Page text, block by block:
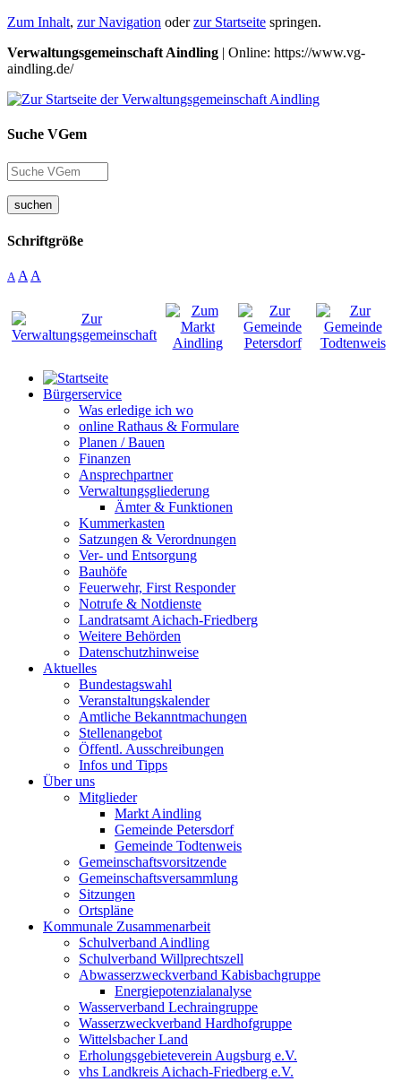
Zum Inhalt, zur Navigation oderzur Startseite springen.
Verwaltungsgemeinschaft Aindling | Online: https://www.vg-
aindling.de/
Suche VGem
suchen
Schriftgröße
A A A
Bürgerservice
Was erledige ich wo
online Rathaus & Formulare
Planen / Bauen
Finanzen
Ansprechpartner
Verwaltungsgliederung
Ämter & Funktionen
Kummerkasten
Satzungen & Verordnungen
Ver- und Entsorgung
Bauhöfe
Feuerwehr, First Responder
Notrufe & Notdienste
Landratsamt Aichach-Friedberg
Weitere Behörden
Datenschutzhinweise
Aktuelles
Bundestagswahl
Veranstaltungskalender
Amtliche Bekanntmachungen
Stellenangebot
Öffentl. Ausschreibungen
Infos und Tipps
Über uns
Mitglieder
Markt Aindling
Gemeinde Petersdorf
Gemeinde Todtenweis
Gemeinschaftsvorsitzende
Gemeinschaftsversammlung
Sitzungen
Ortspläne
Kommunale Zusammenarbeit
Schulverband Aindling
Schulverband Willprechtszell
Abwasserzweckverband Kabisbachgruppe
Energiepotenzialanalyse
Wasserverband Lechraingruppe
Wasserzweckverband Hardhofgruppe
Wittelsbacher Land
Erholungsgebieteverein Augsburg e.V.
vhs Landkreis Aichach-Friedberg e.V.